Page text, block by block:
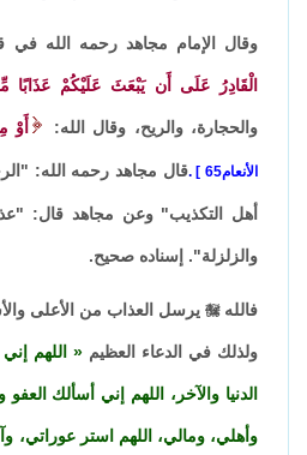
وقال الإمام مجاهد رحمه الله في
الْقَادِرُ عَلَى أَن يَبْعَثَ عَلَيْكُمْ عَذَابًا
والحجارة، والريح، وقال الله: أَوْ
الأنعام65 .قال مجاهد رحمه الله:
أهل التكذيب" وعن مجاهد قال:
والزلزلة". إسناده صحيح.
فالله يرسل العذاب من الأعلى
ولذلك في الدعاء العظيم اللهم
الدنيا والآخر، اللهم إني أسألك
وأهلي، ومالي، اللهم استر